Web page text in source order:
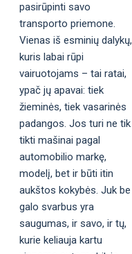
pasirūpinti savo
transporto priemone.
Vienas iš esminių dalykų,
kuris labai rūpi
vairuotojams – tai ratai,
ypač jų apavai: tiek
žieminės, tiek vasarinės
padangos. Jos turi ne tik
tikti mašinai pagal
automobilio markę,
modelį, bet ir būti itin
aukštos kokybės. Juk be
galo svarbus yra
saugumas, ir savo, ir tų,
kurie keliauja kartu